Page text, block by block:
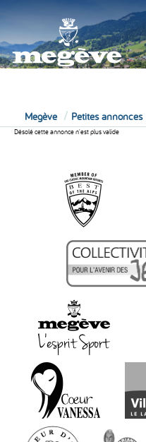
Megève Petites annonces
Désolé cette annonce n'est plus valide